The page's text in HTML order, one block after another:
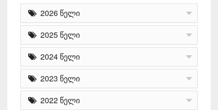
2026 წელი
2025 წელი
2024 წელი
2023 წელი
2022 წელი